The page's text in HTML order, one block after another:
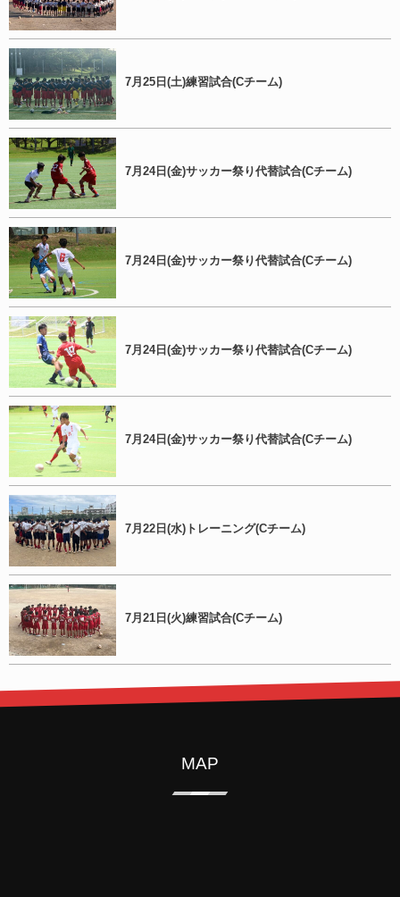
7月25日(土)練習試合(Cチーム)
7月24日(金)サッカー祭り代替試合(Cチーム)
7月24日(金)サッカー祭り代替試合(Cチーム)
7月24日(金)サッカー祭り代替試合(Cチーム)
7月24日(金)サッカー祭り代替試合(Cチーム)
7月22日(水)トレーニング(Cチーム)
7月21日(火)練習試合(Cチーム)
MAP